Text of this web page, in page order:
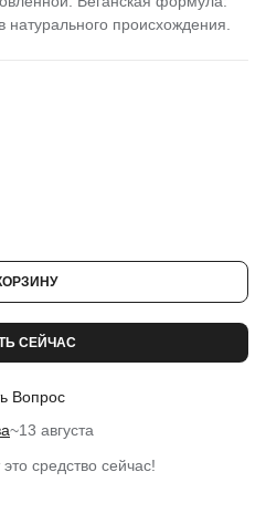
происхождения.
СЕЙЧАС
Вопрос
~13 августа
средство сейчас!